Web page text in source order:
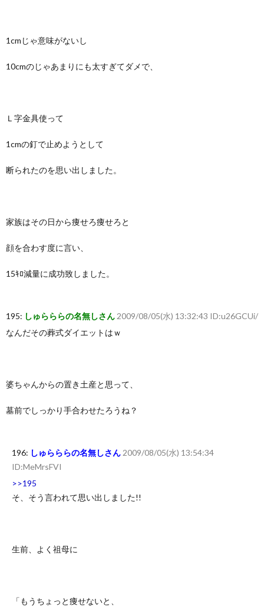
1cmじゃ意味がないし
10cmのじゃあまりにも太すぎてダメで、
Ｌ字金具使って
1cmの釘で止めようとして
断られたのを思い出しました。
家族はその日から痩せろ痩せろと
顔を合わす度に言い、
15ｷﾛ減量に成功致しました。
195: しゅらららの名無しさん 2009/08/05(水) 13:32:43 ID:u26GCUi/
なんだその葬式ダイエットはｗ
婆ちゃんからの置き土産と思って、
墓前でしっかり手合わせたろうね？
196: しゅらららの名無しさん 2009/08/05(水) 13:54:34
ID:MeMrsFVI
>>195
そ、そう言われて思い出しました!!
生前、よく祖母に
「もうちょっと痩せないと、